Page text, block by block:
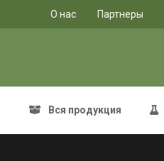
O нас Партнеры
Вся продукция